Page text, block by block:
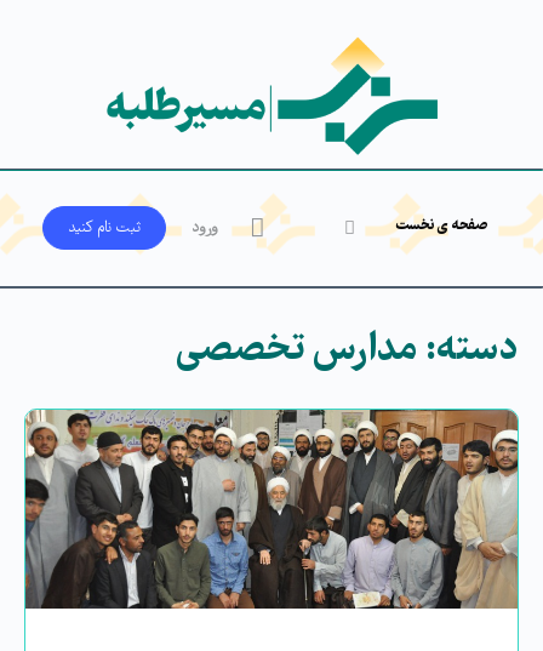
صفحه ی نخست ورود ثبت‌ نام کنید
دسته: مدارس تخصصی